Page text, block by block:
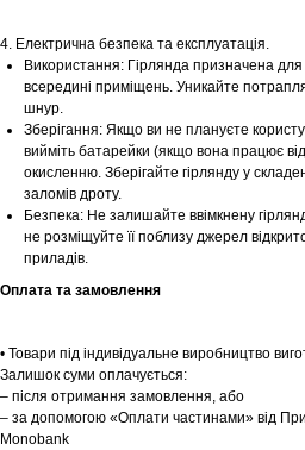
4. Електрична безпека та експлуатація.
Використання: Гірлянда призначена
всередині приміщень. Уникайте
шнур.
Зберігання: Якщо ви не плануєте
вийміть батарейки (якщо вона працює
окисленню. Зберігайте гірлянду у
заломів дроту.
Безпека: Не залишайте ввімкнену
не розміщуйте її поблизу джерел
приладів.
Оплата та замовлення
• Товари під індивідуальне виробництво
Залишок суми оплачується:
– після отримання замовлення, або
– за допомогою «Оплати частинами» від
Monobank
Шоурум
Tekstura
Заплануйте візит у простір
для вас
Записатися